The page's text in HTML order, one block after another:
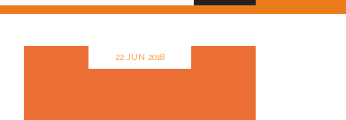
22 JUN 2018